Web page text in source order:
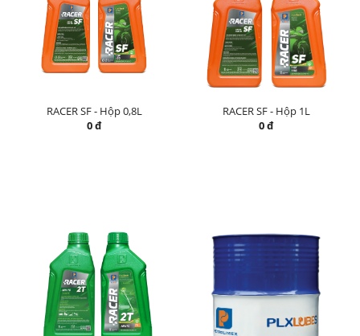
RACER SF - Hộp 0,8L
0 đ
RACER SF - Hộp 1L
0 đ